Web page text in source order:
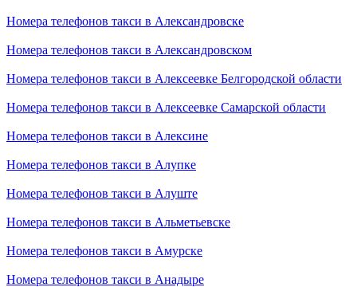
Номера телефонов такси в Александровске
Номера телефонов такси в Александровском
Номера телефонов такси в Алексеевке Белгородской области
Номера телефонов такси в Алексеевке Самарской области
Номера телефонов такси в Алексине
Номера телефонов такси в Алупке
Номера телефонов такси в Алуште
Номера телефонов такси в Альметьевске
Номера телефонов такси в Амурске
Номера телефонов такси в Анадыре